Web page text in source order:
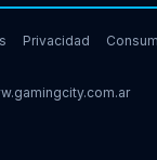
Privacidad